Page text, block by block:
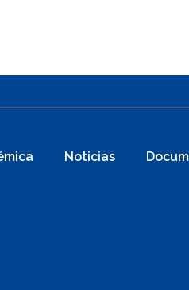
Noticias